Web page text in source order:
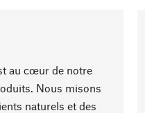
au cœur de notre
Nous misons
naturels et des